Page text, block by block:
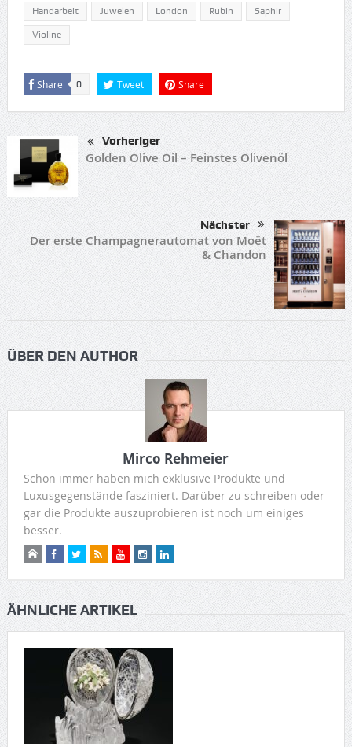
Handarbeit Juwelen London Rubin Saphir
Violine
Share 0 Tweet Share
Vorheriger
Golden Olive Oil – Feinstes Olivenöl
Nächster
Der erste Champagnerautomat von Moët
& Chandon
ÜBER DEN AUTHOR
Mirco Rehmeier
Schon immer haben mich exklusive Produkte und
Luxusgegenstände fasziniert. Darüber zu schreiben oder
gar die Produkte auszuprobieren ist noch um einiges
besser.
ÄHNLICHE ARTIKEL